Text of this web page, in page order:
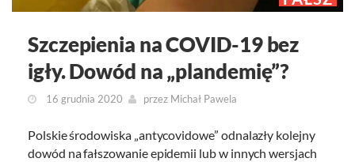
Szczepienia na COVID-19 bez
igły. Dowód na „plandemię”?
16 grudnia 2020 przez Michał Pawela
Polskie środowiska „antycovidowe” odnalazły kolejny
dowód na fałszowanie epidemii lub w innych wersjach